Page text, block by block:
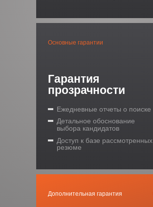
Основные гарантии
Гарантия
прозрачности
Ежедневные отчеты о поиске
Детальное обоснование
выбора кандидатов
Доступ к базе рассмотренных
резюме
Дополнительная гарантия